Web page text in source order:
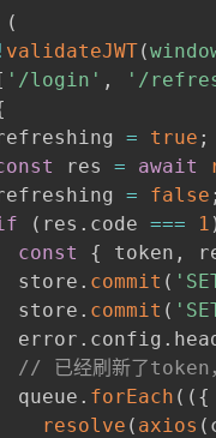
(
! validateJWT(
'/login' , '/
= true ;
res = await
= false ;
( res . code === 1
const
{ token ,
store
. commit (
store
. commit (
error
. config .
// 已经刷新了token
queue
. forEach ( ( {
resolve ( axios (